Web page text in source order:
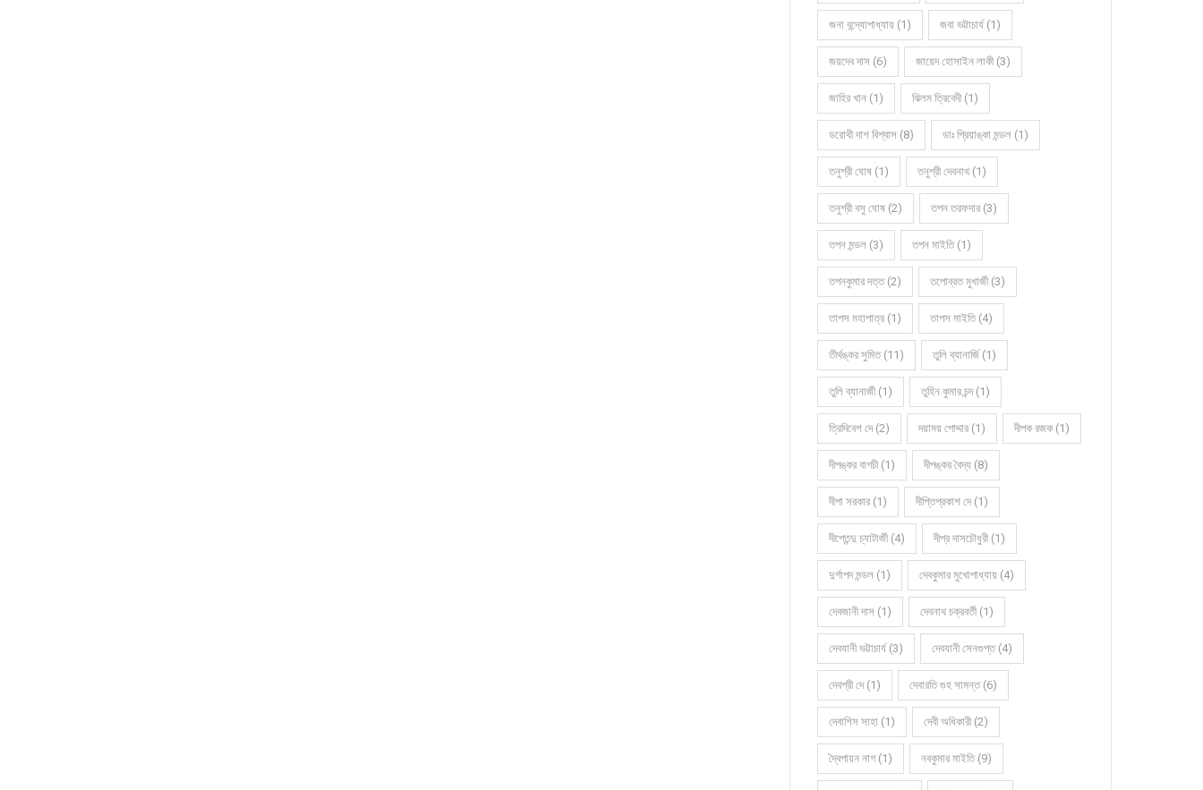
জনা বন্দ্যোপাধ্যায় (1) জবা ভট্টাচার্য (1)
জয়দেব দাস (6) জায়েদ হোসাইন লাকী (3)
জাহির খান (1) ঝিলম ত্রিবেদী (1)
ডরোথী দাশ বিশ্বাস (8) ডাঃ প্রিয়াঙ্কা মন্ডল (1)
তনুশ্রী ঘোষ (1) তনুশ্রী দেবনাথ (1)
তনুশ্রী বসু ঘোষ (2) তপন তরফদার (3)
তপন মন্ডল (3) তপন মাইতি (1)
তপনকুমার দত্ত (2) তপোব্রত মুখার্জী (3)
তাপস মহাপাত্র (1) তাপস মাইতি (4)
তীর্থঙ্কর সুমিত (11) তুলি ব্যানার্জি (1)
তুলি ব্যানার্জী (1) তুহিন কুমার চন্দ (1)
ত্রিদিবেশ দে (2) দয়াময় পোদ্দার (1) দীপক রজক (1)
দীপঙ্কর বাগচী (1) দীপঙ্কর বৈদ্য (8)
দীপা সরকার (1) দীপ্তিপ্রকাশ দে (1)
দীপ্তেন্দু চ্যাটার্জী (4) দীপ্র দাসচৌধুরী (1)
দুর্গাপদ মন্ডল (1) দেবকুমার মুখোপাধ্যায় (4)
দেবজানী দাস (1) দেবনাথ চক্রবর্তী (1)
দেবযানী ভট্টাচার্য (3) দেবযানী সেনগুপ্ত (4)
দেবশ্রী দে (1) দেবারতি গুহ সামন্ত (6)
দেবাশিস সাহা (1) দেবী অধিকারী (2)
দ্বৈপায়ন নাগ (1) নবকুমার মাইতি (9)